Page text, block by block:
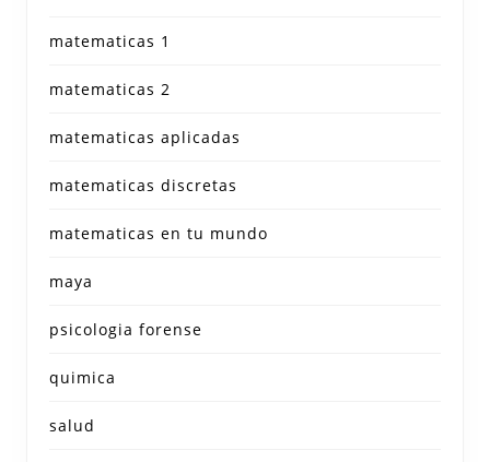
matematicas 1
matematicas 2
matematicas aplicadas
matematicas discretas
matematicas en tu mundo
maya
psicologia forense
quimica
salud